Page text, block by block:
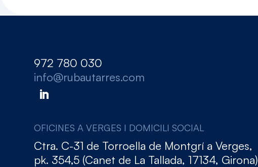
972 780 030
info@rubautarres.com
OFICINES A VERGES I DOMICILI SOCIAL
Ctra. C-31 de Torroella de Montgrí a Verges,
pk. 354,5 (Canet de La Tallada, 17134, Girona)